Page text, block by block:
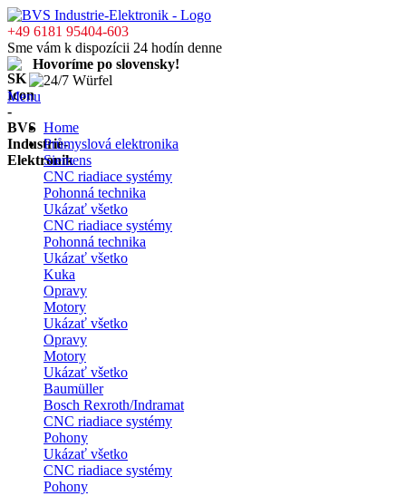
+49 6181 95404-603
Sme vám k dispozícii 24 hodín denne
Hovoríme po slovensky!
Menu
Home
Průmyslová elektronika
Siemens
CNC riadiace systémy
Pohonná technika
Ukázať všetko
CNC riadiace systémy
Pohonná technika
Ukázať všetko
Kuka
Opravy
Motory
Ukázať všetko
Opravy
Motory
Ukázať všetko
Baumüller
Bosch Rexroth/Indramat
CNC riadiace systémy
Pohony
Ukázať všetko
CNC riadiace systémy
Pohony